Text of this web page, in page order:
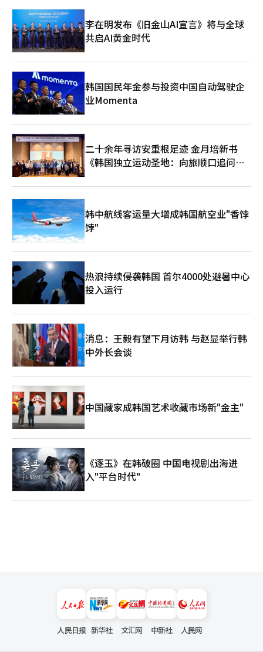
存款及查询交易明细等业务。 新韩银行的最新数据显示，该服务
自2023年第三季度上线后快速增长，目前已进入平稳运营阶段。
截至今年3月，累计吸引用户约1.1万人。其中，2023年第三季度
至2024年第一季度期间新增用户约7800人，此后增速趋缓。自
2025年起，随着定期存款产品的推出及营销活动的开展，新增用
户与存量用户逐步实现动态平衡，该渠道进入稳定发展轨道。
2023年7月，新韩银行中国法人成功在境内发行规模达5亿元人民
币的债券，成为韩资银行中首家实现这一突破的机构。值得一提的
是，此次发行完全依托中国法人自身信用，并未借助新韩银行总行
担保。债券发行利率为3.35%，期限3年，与银行业同期三年期定
期存款利率水平相当。 在客户拓展方面，新韩银行中国法人组建
了以本地员工为核心的“ONE团队”，着力提升对中资企业客户的
服务能力，推动本地化运营。截至今年3月，中国法人员工共有
453人，其中外派人员27人，本地员工426人，本地化率达94%。
目前，16家分支机构中已有6家由本地员工出任行长，占比
37.5%。新韩银行方面表示，早期为加快本地化曾积极引进外部人
注的是，新韩银行中国法人的发展方向与中国政策导向高度契合。
随着“十五五”规划及数字经济战略深入推进，“人工智能（AI）
+金融”成为重要发展议题。对此，新韩银行正加大AI应用布局，
已自主研发翻译AI系统，实现会议实时翻译与内容记录功能，并计
划向更多业务场景延伸。不过，受中国严格数据监管政策影响，其
AI应用模式与韩国本土有所不同，新韩银行采用以数据安全为核心
的封闭式AI架构。 新韩银行还表示，未来将综合考量中国监管环境
与技术生态，稳步探索与本土科技企业开展合作的可行路径。新韩
银行相关人士表示：“鉴于当地对数据安全的要求较高，我们正以
将核心数据纳入内部管控为方向，审慎推进相关工作。” 从外部
环境来看，集团高层的近期动向也为在华业务发展注入了新动力。
据悉，新韩金融集团会长晋玉童于1月4日随同李在明访华，以经济
代表团成员身份参与相关活动，是此次代表团中唯一一位金融控股
集团会长级别人士。业内人士认为，晋玉童长期深耕海外业务、经
验丰富，有助于推动集团全球战略落地。他曾任新韩银行海外业务
负责人，并在日本工作近20年。自2023年出任集团会长以来，新
韩金融集团全球业务表现持续亮眼。 目前，新韩银行中国法人已
面向韩资企业、中资企业及零售客户提供多元化金融服务，并为有
跨境发展需求的企业提供定制化解决方案，被视为连接韩中两国经
济的重要“金融桥梁”，也是集团推进全球战略的重要支点。 展
望未来，随着韩中关系逐步回暖，新韩银行在华业务有望迎来新的
发展机遇。以2025年庆州亚太经合组织（APEC）会议及韩中元首
北京会谈为契机，两国关系有望恢复至“战略合作伙伴”水平，产
业交流与合作将进一步深化。业内预计，面向对外直接投资
（ODI）和外商直接投资（FDI）企业的金融需求将持续释放，新
韩银行在供应链金融领域的价值也将进一步凸显。
李在明发布《旧金山AI宣言》将与全球
共启AI黄金时代
韩国国民年金参与投资中国自动驾驶企
业Momenta
二十余年寻访安重根足迹 金月培新书
《韩国独立运动圣地：向旅顺口追问历
韩中航线客运量大增成韩国航空业"香饽
饽"
热浪持续侵袭韩国 首尔4000处避暑中心
投入运行
消息：王毅有望下月访韩 与赵显举行韩
中外长会谈
中国藏家成韩国艺术收藏市场新"金主"
《逐玉》在韩破圈 中国电视剧出海进
入"平台时代"
人民日报 新华社 文汇网 中新社 人民网